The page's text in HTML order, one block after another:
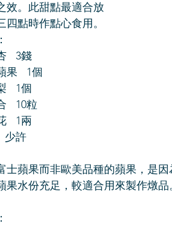
效。此甜點最適合放
四點時作點心食用。
3錢
果   1個
1個
10粒
1兩
少許
士蘋果而非歐美品種的蘋果，是因
果水份充足，較適合用來製作燉品